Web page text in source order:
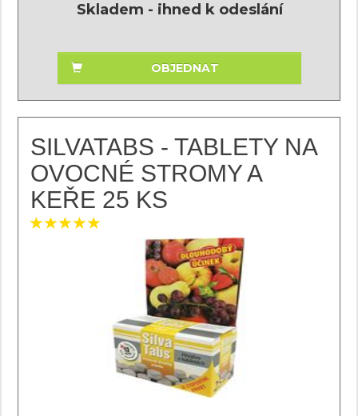
Skladem - ihned k odeslání
OBJEDNAT
SILVATABS - TABLETY NA
OVOCNÉ STROMY A
KEŘE 25 KS